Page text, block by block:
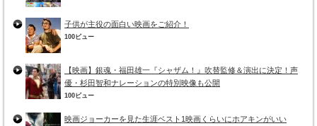
子供が主役の面白い映画をご紹介！
100ビュー
【映画】銀魂・福田雄一『シャザム！』吹替監修＆演出に決定！声
優・杉田智和ナレーションの特別映像も公開
100ビュー
映画ジョーカーを見た生涯ベスト1映画くらいにホアキンがいい